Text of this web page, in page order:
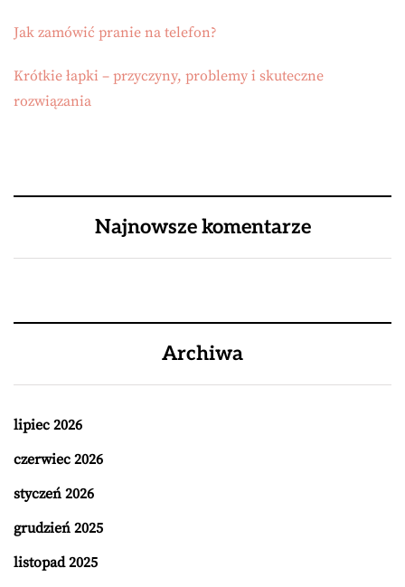
Jak zamówić pranie na telefon?
Krótkie łapki – przyczyny, problemy i skuteczne
rozwiązania
Najnowsze komentarze
Archiwa
lipiec 2026
czerwiec 2026
styczeń 2026
grudzień 2025
listopad 2025